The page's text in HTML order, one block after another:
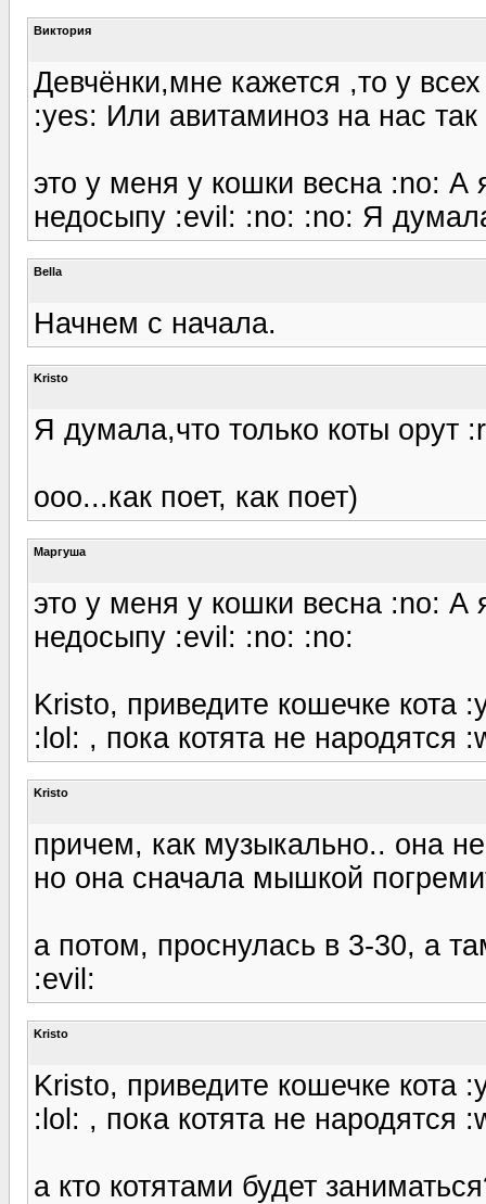
Виктория
Девчёнки,мне кажется ,то у
:yes: Или авитаминоз на нас так
это у меня у кошки весна :no: А
недосыпу :evil: :no: :no: Я
Bella
Начнем с начала.
Kristo
Я думала,что только коты орут
ооо...как поет, как поет)
Маргуша
это у меня у кошки весна :no: А
недосыпу :evil: :no: :no:
Kristo, приведите кошечке кота
:lol: , пока котята не народятся
Kristo
причем, как музыкально.. она
но она сначала мышкой
а потом, проснулась в 3-30, а
:evil:
Kristo
Kristo, приведите кошечке кота
:lol: , пока котята не народятся
а кто котятами будет